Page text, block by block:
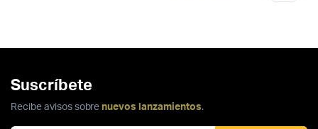
Suscríbete
Recibe avisos sobre nuevos lanzamientos.